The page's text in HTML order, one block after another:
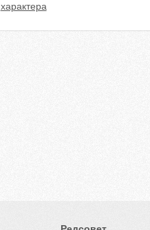
характера